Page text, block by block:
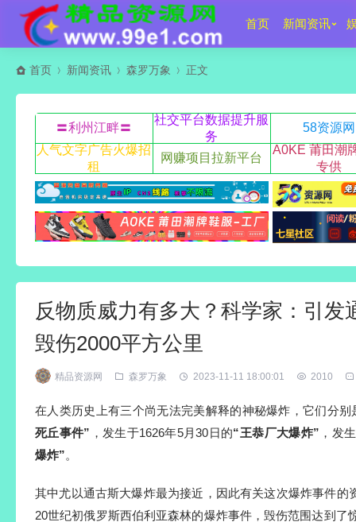
首页 新闻资讯
首页 新闻资讯 森罗万象 正文
〓利州江畔〓
社交平台数据提升服
务
58资源网
人气文字广告火爆招
租
网赚项目拉新平台
A0KE 莆田潮
专供
反物质威力有多大？科学家：引发
毁伤2000平方公里
精品资源网 森罗万象 2023-11-11 18:00:01 2010
在人类历史上有三个尚无法完美解释的神秘爆炸，它们分别
死丘事件” ，发生于1626年5月30日的“王恭厂大爆炸” ，发
爆炸”。
其中尤以通古斯大爆炸最为接近，因此有关这次爆炸事件的
20世纪初俄罗斯西伯利亚森林的爆炸事件，毁伤范围达到了